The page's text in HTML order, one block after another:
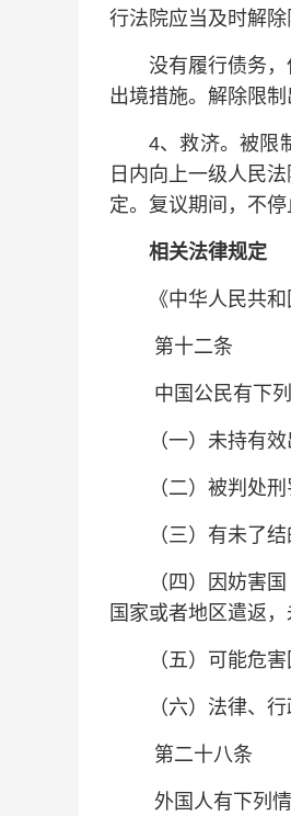
行法院应当及时解除
没有履行债务，但
出境措施。解除限制
4、救济。被限制
日内向上一级人民
定。复议期间，不停
相关法律规定
《中华人民共和
第十二条
中国公民有下列
（一）未持有效出
（二）被判处刑罚
（三）有未了结的
（四）因妨害国
国家或者地区遣返
（五）可能危害国
（六）法律、行
第二十八条
外国人有下列情